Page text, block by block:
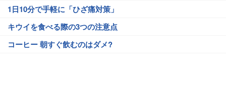
1日10分で手軽に「ひざ痛対策」
キウイを食べる際の3つの注意点
コーヒー 朝すぐ飲むのはダメ?